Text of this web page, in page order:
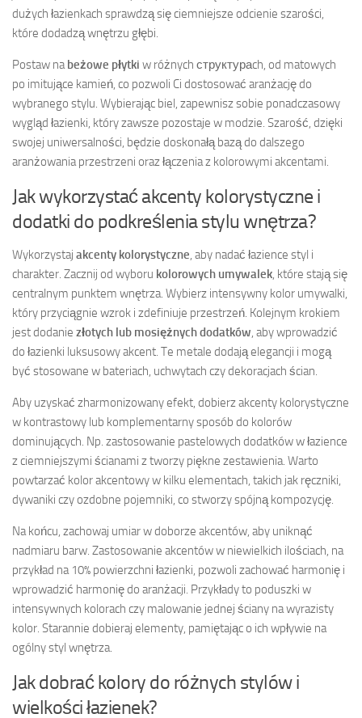
dużych łazienkach sprawdzą się ciemniejsze odcienie szarości,
które dodadzą wnętrzu głębi.
Postaw nabeżowe płytki w różnych структураch, od matowych
po imitujące kamień, co pozwoli Ci dostosować aranżację do
wybranego stylu. Wybierając biel, zapewnisz sobie ponadczasowy
wygląd łazienki, który zawsze pozostaje w modzie. Szarość, dzięki
swojej uniwersalności, będzie doskonałą bazą do dalszego
aranżowania przestrzeni oraz łączenia z kolorowymi akcentami.
Jak wykorzystać akcenty kolorystyczne i
dodatki do podkreślenia stylu wnętrza?
Wykorzystaj akcenty kolorystyczne, aby nadać łazience styl i
charakter. Zacznij od wyboru kolorowych umywalek, które stają się
centralnym punktem wnętrza. Wybierz intensywny kolor umywalki,
który przyciągnie wzrok i zdefiniuje przestrzeń. Kolejnym krokiem
jest dodanie złotych lub mosiężnych dodatków, aby wprowadzić
do łazienki luksusowy akcent. Te metale dodają elegancji i mogą
być stosowane w bateriach, uchwytach czy dekoracjach ścian.
Aby uzyskać zharmonizowany efekt, dobierz akcenty kolorystyczne
w kontrastowy lub komplementarny sposób do kolorów
dominujących. Np. zastosowanie pastelowych dodatków w łazience
z ciemniejszymi ścianami z tworzy piękne zestawienia. Warto
powtarzać kolor akcentowy w kilku elementach, takich jak ręczniki,
dywaniki czy ozdobne pojemniki, co stworzy spójną kompozycję.
Na końcu, zachowaj umiar w doborze akcentów, aby uniknąć
nadmiaru barw. Zastosowanie akcentów w niewielkich ilościach, na
przykład na 10% powierzchni łazienki, pozwoli zachować harmonię i
wprowadzić harmonię do aranżacji. Przykłady to poduszki w
intensywnych kolorach czy malowanie jednej ściany na wyrazisty
kolor. Starannie dobieraj elementy, pamiętając o ich wpływie na
ogólny styl wnętrza.
Jak dobrać kolory do różnych stylów i
wielkości łazienek?